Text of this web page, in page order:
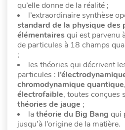
qu’elle donne de la réalité ;
l’extraordinaire synthèse
standard de la physique des
élémentaires qui est parvenu
de particules à 18 champs
;
les théories qui décrivent
particules :
chromodynamique quantique
électrofaible, toutes conçues
théories de jauge ;
lathéorie du Big Bang qui
jusqu’à l’origine de la matière.